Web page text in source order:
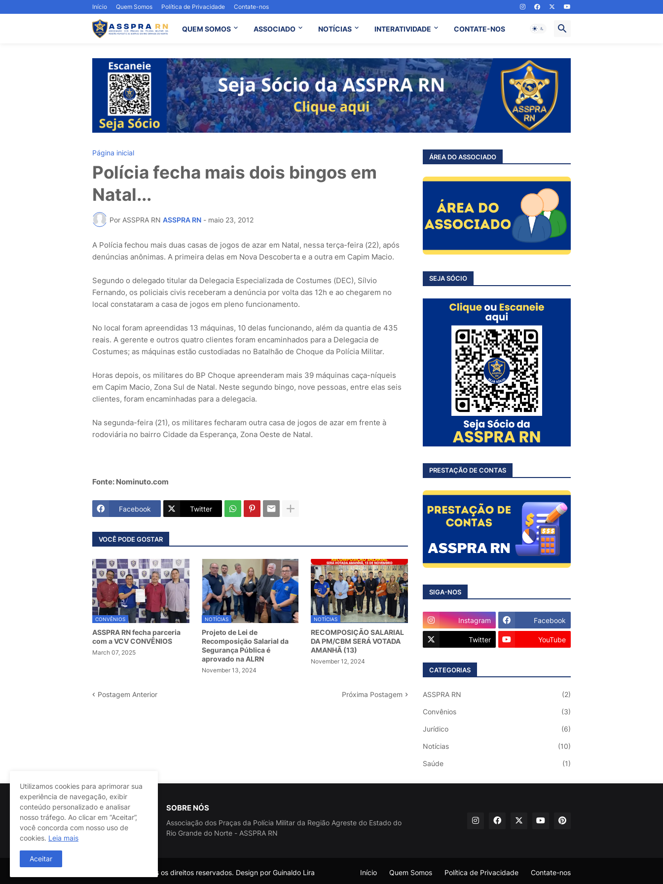
Início Quem Somos Política de Privacidade Contate-nos
QUEM SOMOS ASSOCIADO NOTÍCIAS INTERATIVIDADE CONTATE-NOS
Página inicial
Polícia fecha mais dois bingos em
Natal...
Por ASSPRA RN ASSPRA RN - maio 23, 2012
A Polícia fechou mais duas casas de jogos de azar em Natal, nessa terça-feira (22), após
denúncias anônimas. A primeira delas em Nova Descoberta e a outra em Capim Macio.
Segundo o delegado titular da Delegacia Especializada de Costumes (DEC), Sílvio
Fernando, os policiais civis receberam a denúncia por volta das 12h e ao chegarem no
local constataram a casa de jogos em pleno funcionamento.
No local foram apreendidas 13 máquinas, 10 delas funcionando, além da quantia de 435
reais. A gerente e outros quatro clientes foram encaminhados para a Delegacia de
Costumes; as máquinas estão custodiadas no Batalhão de Choque da Polícia Militar.
Horas depois, os militares do BP Choque apreenderam mais 39 máquinas caça-níqueis
em Capim Macio, Zona Sul de Natal. Neste segundo bingo, nove pessoas, entre elas seis
clientes, foram encaminhadas para a delegacia.
Na segunda-feira (21), os militares fecharam outra casa de jogos de azar em frente à
rodoviária no bairro Cidade da Esperança, Zona Oeste de Natal.
Fonte: Nominuto.com
Facebook Twitter
VOCÊ PODE GOSTAR
CONVÊNIOS
ASSPRA RN fecha parceria
com a VCV CONVÊNIOS
March 07, 2025
NOTÍCIAS
Projeto de Lei de
Recomposição Salarial da
Segurança Pública é
aprovado na ALRN
November 13, 2024
NOTÍCIAS
RECOMPOSIÇÃO SALARIAL
DA PM/CBM SERÁ VOTADA
AMANHÃ (13)
November 12, 2024
Postagem Anterior Próxima Postagem
ÁREA DO ASSOCIADO
SEJA SÓCIO
PRESTAÇÃO DE CONTAS
SIGA-NOS
Instagram Facebook
Twitter YouTube
CATEGORIAS
ASSPRA RN (2)
Convênios (3)
Jurídico (6)
Notícias (10)
Saúde (1)
SOBRE NÓS
Associação dos Praças da Polícia Militar da Região Agreste do Estado do
Rio Grande do Norte - ASSPRA RN
@ASSPRA RN Todos os direitos reservados. Design por Guinaldo Lira Início Quem Somos Política de Privacidade Contate-nos
Utilizamos cookies para aprimorar sua
experiência de navegação, exibir
conteúdo personalizado e analisar
nosso tráfego. Ao clicar em “Aceitar”,
você concorda com nosso uso de
cookies. Leia mais
Aceitar